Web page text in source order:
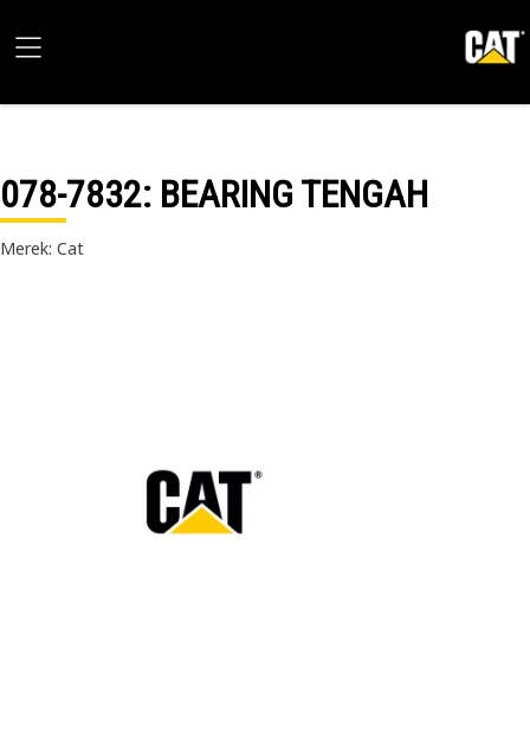
078-7832: BEARING TENGAH
Merek: Cat